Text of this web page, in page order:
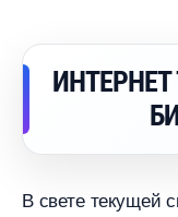
свете текущей